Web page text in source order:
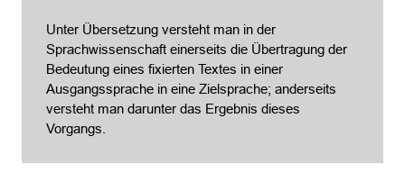
Unter Übersetzung versteht man in der
Sprachwissenschaft einerseits die Übertragung der
Bedeutung eines fixierten Textes in einer
Ausgangssprache in eine Zielsprache; anderseits
versteht man darunter das Ergebnis dieses
Vorgangs.